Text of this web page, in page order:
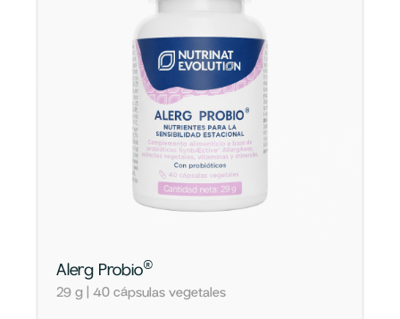
Alerg Probio®
29 g | 40 cápsulas vegetales